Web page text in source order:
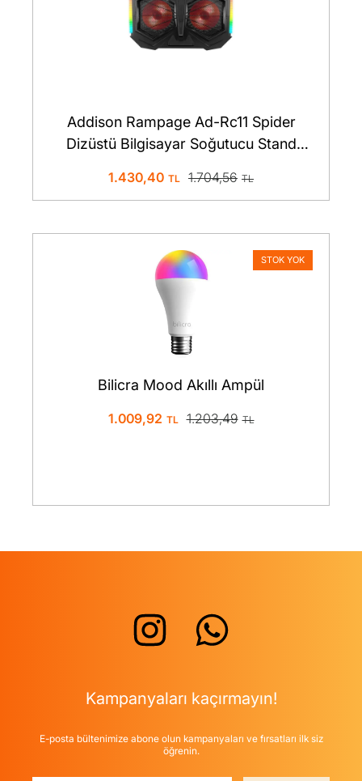
Addison Rampage Ad-Rc11 Spider
Dizüstü Bilgisayar Soğutucu Stand
1.430,40 1.704,56
STOK YOK
Bilicra Mood Akıllı Ampül
1.009,92 1.203,49
Kampanyaları kaçırmayın!
E-posta bültenimize abone olun kampanyaları ve fırsatları ilk siz
öğrenin.